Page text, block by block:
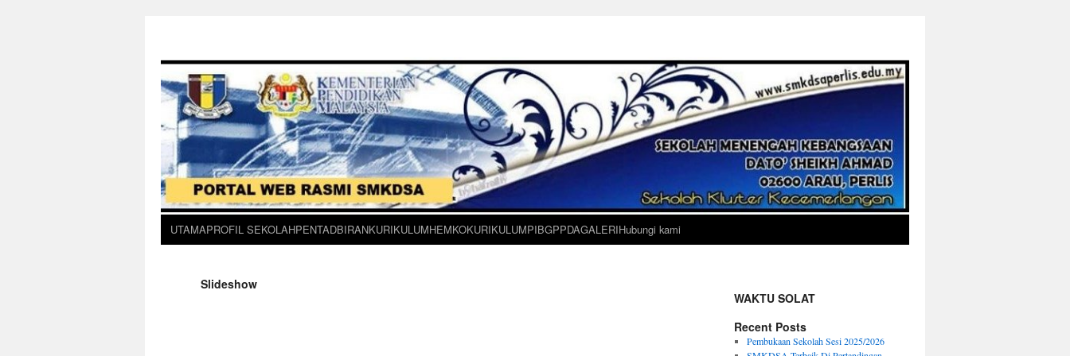
UTAMAPROFIL SEKOLAHPENTADBIRANKURIKULUMHEMKOKURIKULUMPIBGPPDAGALERIHubungi kami
Slideshow
WAKTU SOLAT
Recent Posts
Pembukaan Sekolah Sesi 2025/2026